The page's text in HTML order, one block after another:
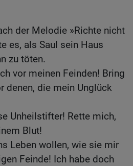
der Melodie »Richte nicht
es, als Saul sein Haus
zu töten.
vor meinen Feinden! Bring
denen, die mein Unglück
Unheilstifter! Rette mich,
Blut!
Leben wollen, wie sie mir
Feinde! Ich habe doch